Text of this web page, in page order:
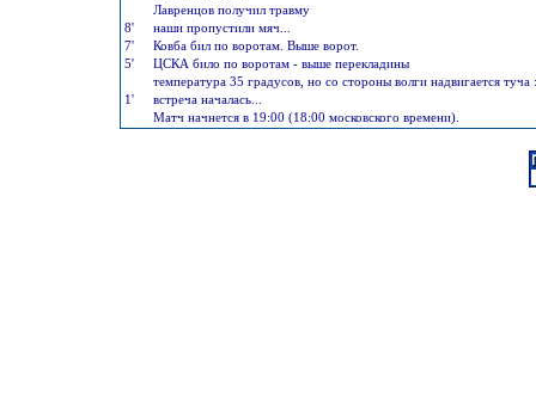
Лавренцов получил травму
8'
наши пропустили мяч...
7'
Ковба бил по воротам. Выше ворот.
5'
ЦСКА било по воротам - выше перекладины
температура 35 градусов, но со стороны волги надвигается туча
1'
встреча началась...
Матч начнется в 19:00 (18:00 московского времени).